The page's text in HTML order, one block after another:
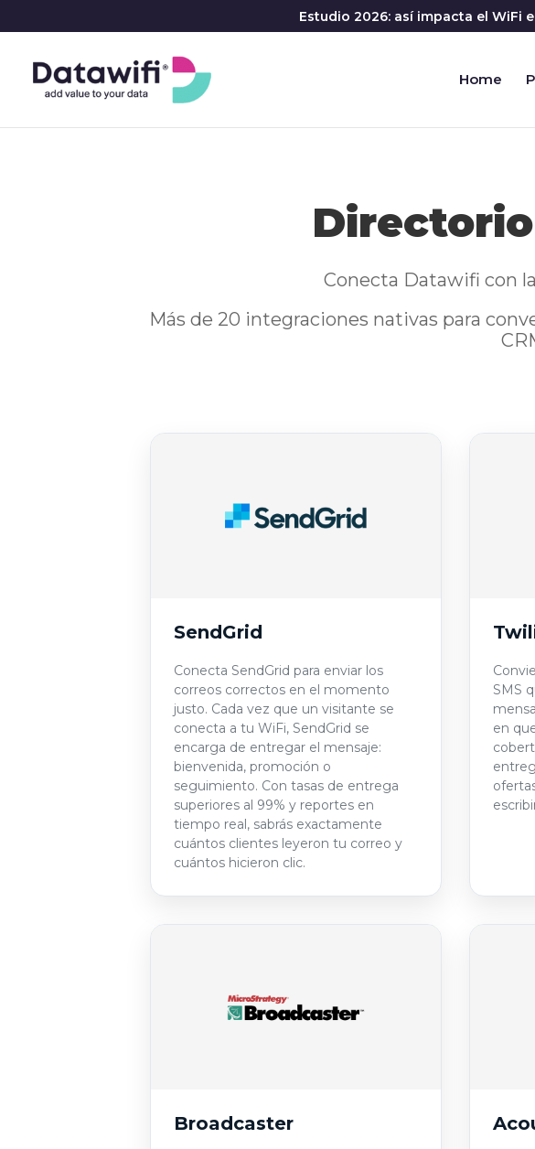
Estudio 2026: así impacta el WiFi
Home
Conecta Datawifi con
Más de 20 integraciones nativas para
SendGrid
Conecta SendGrid para enviar los
correos correctos en el momento
justo. Cada vez que un visitante se
conecta a tu WiFi, SendGrid se
encarga de entregar el mensaje:
bienvenida, promoción o
seguimiento. Con tasas de entrega
superiores al 99% y reportes en
tiempo real, sabrás exactamente
cuántos clientes leyeron tu correo y
cuántos hicieron clic.
SMS
en
Broadcaster